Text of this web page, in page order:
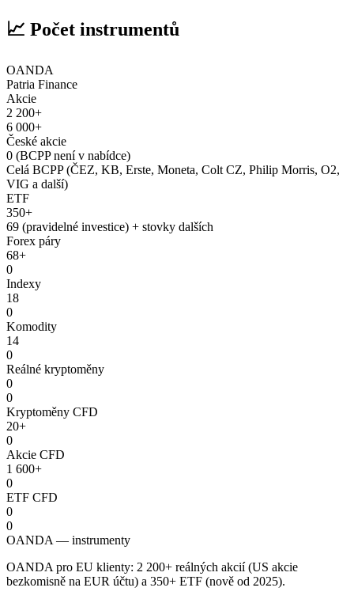
📈 Počet instrumentů
OANDA
Patria Finance
Akcie
2 200+
6 000+
České akcie
0 (BCPP není v nabídce)
Celá BCPP (ČEZ, KB, Erste, Moneta, Colt CZ, Philip Morris, O2,
VIG a další)
ETF
350+
69 (pravidelné investice) + stovky dalších
Forex páry
68+
0
Indexy
18
0
Komodity
14
0
Reálné kryptoměny
0
0
Kryptoměny CFD
20+
0
Akcie CFD
1 600+
0
ETF CFD
0
0
OANDA — instrumenty
OANDA pro EU klienty: 2 200+ reálných akcií (US akcie
bezkomisně na EUR účtu) a 350+ ETF (nově od 2025).